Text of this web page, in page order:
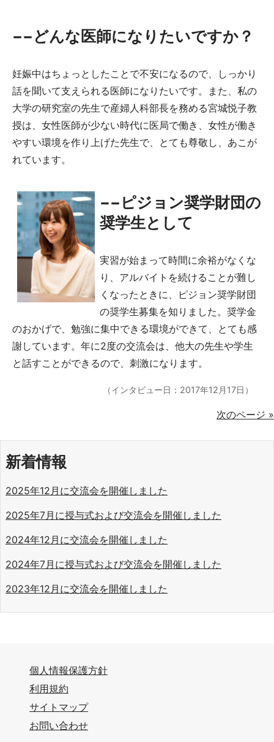
−−どんな医師になりたいですか？
妊娠中はちょっとしたことで不安になるので、しっかり
話を聞いて支えられる医師になりたいです。また、私の
大学の研究室の先生で産婦人科部長を務める宮城悦子教
授は、女性医師が少ない時代に医局で働き、女性が働き
やすい環境を作り上げた先生で、とても尊敬し、あこが
れています。
−−ピジョン奨学財団の
奨学生として
実習が始まって時間に余裕がなくな
り、アルバイトを続けることが難し
くなったときに、ピジョン奨学財団
の奨学生募集を知りました。奨学金
のおかげで、勉強に集中できる環境ができて、とても感
謝しています。年に2度の交流会は、他大の先生や学生
と話すことができるので、刺激になります。
（インタビュー日：2017年12月17日）
次のページ »
新着情報
2025年12⽉に交流会を開催しました
2025年7⽉に授与式および交流会を開催しました
2024年12月に交流会を開催しました
2024年7月に授与式および交流会を開催しました
2023年12月に交流会を開催しました
個人情報保護方針
利用規約
サイトマップ
お問い合わせ